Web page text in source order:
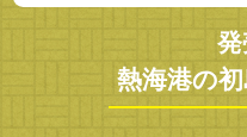
熱海港の